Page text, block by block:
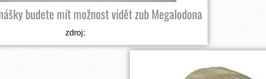
budete mít možnost vidět zub Megalodona
zdroj: